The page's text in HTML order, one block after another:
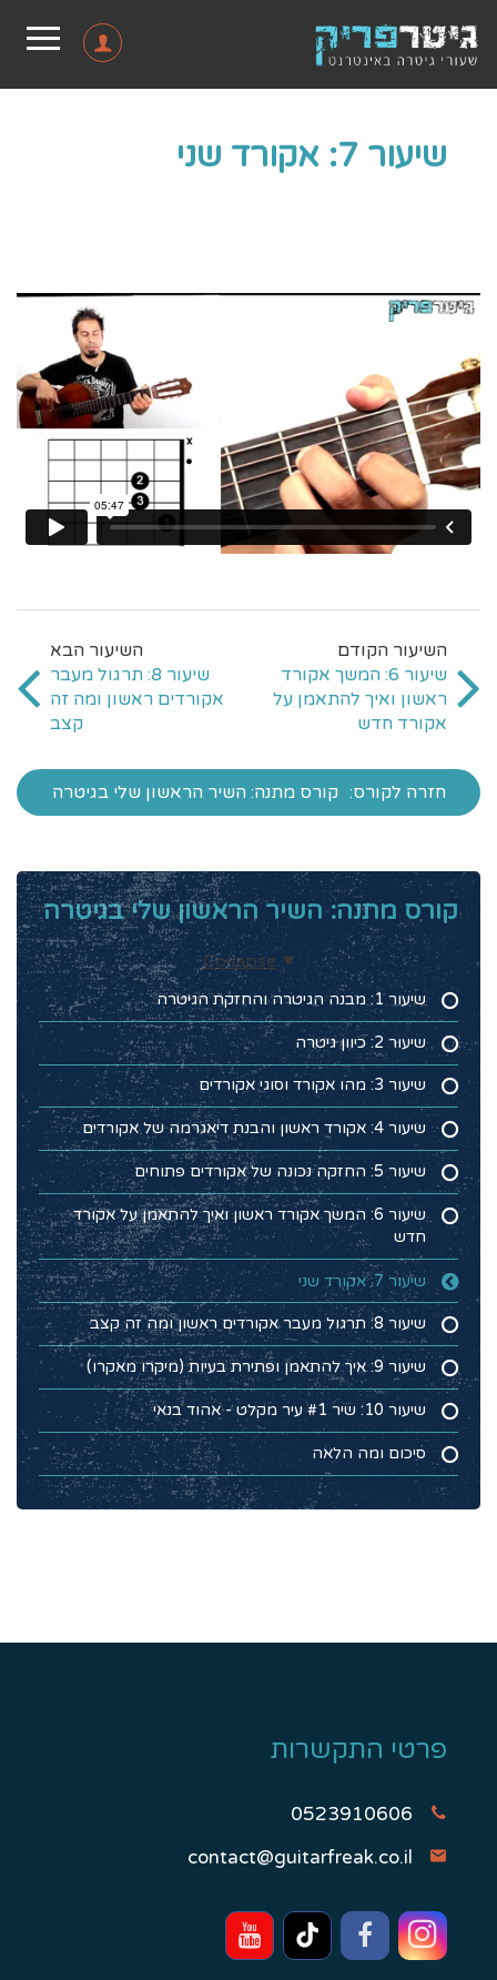
שיעור 7: אקורד שני
שיעור 6: המשך אקורד
ראשון ואיך להתאמן על
אקורד חדש
שיעור 8: תרגול מעבר
אקורדים ראשון ומה זה
קצב
חזרה לקורס: קורס מתנה: השיר הראשון שלי בגיטרה
קורס מתנה: השיר הראשון שלי בגיטרה
Collapse
שיעור 1: מבנה הגיטרה והחזקת הגיטרה
שיעור 2: כיוון גיטרה
שיעור 3: מהו אקורד וסוגי אקורדים
שיעור 4: אקורד ראשון והבנת דיאגרמה של אקורדים
שיעור 5: החזקה נכונה של אקורדים פתוחים
שיעור 6: המשך אקורד ראשון ואיך להתאמן על אקורד
חדש
שיעור 7: אקורד שני
שיעור 8: תרגול מעבר אקורדים ראשון ומה זה קצב
שיעור 9: איך להתאמן ופתירת בעיות (מיקרו מאקרו)
שיעור 10: שיר #1 עיר מקלט - אהוד בנאי
סיכום ומה הלאה
פרטי התקשרות
0523910606
contact@guitarfreak.co.il